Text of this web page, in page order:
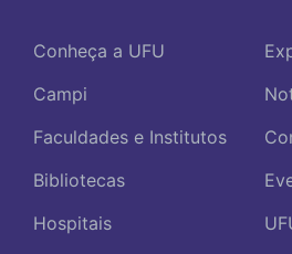
Conheça a UFU
Campi
Faculdades e Institutos
Bibliotecas
Hospitais